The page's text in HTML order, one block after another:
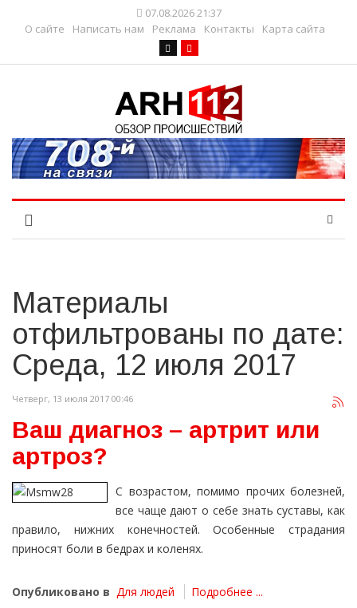
07.08.2026 21:37
О сайте
Написать нам Реклама Контакты Карта сайта
Материалы
отфильтрованы по дате:
Среда, 12 июля 2017
Четверг, 13 июля 2017 00:46
Ваш диагноз – артрит или
артроз?
С возрастом, помимо прочих болезней,
все чаще дают о себе знать суставы, как
правило, нижних конечностей. Особенные страдания
приносят боли в бедрах и коленях.
Опубликовано в Для людей Подробнее ...